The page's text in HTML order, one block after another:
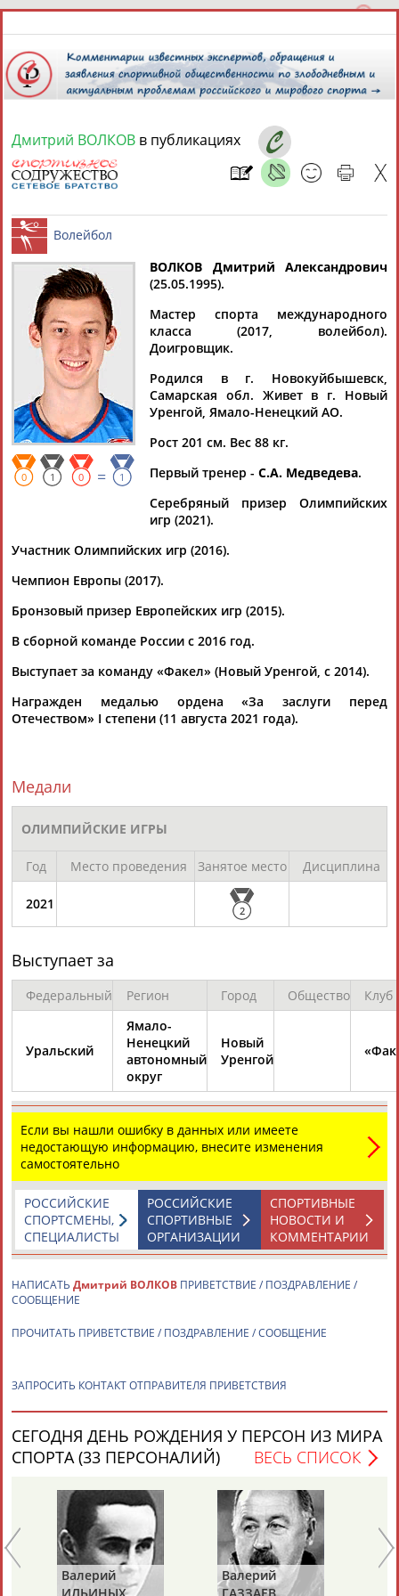
7 августа 2026 года,
СПОРТСМЕНЫ, ТРЕНЕРЫ И СПЕЦИАЛИСТЫ
Найдено: 13181персон Расширенный поиск
Аслаудин
АБАЕВ
АБАИМОВА
Мария
АБАКУМОВА
Юлия
АБАЛАКИНА
Дмитрий
Тамилла
АБАСОВА
Рамазан
АБАЧАРАЕВ
Ростом
АБАШИДЗЕ
Флюра
БУЛАТОВА
Татьяна
Каримжан
Аделя
Андрей
Герман
АБДУЛАЕВ
Тагир
АБДУЛАЕВ
АБДУЛАЗИЗОВ
АБДУЛБЕКОВ
Камалудин
АБДУЛДАУДОВ
Абдула
АБДУЛЖАЛИЛОВ
Магомед
АБДУЛКАГИРОВ
Назир
АБДУЛЛАЕВ
24 персон из 13181
ЕЩЁ ПЕРСОНЫ
ТАБЛО АКТИВНОСТИ
ЦЕЛИ ПРОЕКТА КОНТАКТЫ НАШИ КНОПКИ
Вопросы сотрудничества и совместной деятельностиinform@infosport.ru
Стадион, 1998-2026
Адресов в новостной рассылке: 996
Подпишись
Дмитрий ВОЛКОВ в публикациях
Волейбол
0 1 0 = 1
ВОЛКОВ Дмитрий Александрович
(25.05.1995).
Мастер спорта международного
класса (2017, волейбол).
Доигровщик.
Родился в г. Новокуйбышевск,
Самарская обл. Живет в г. Новый
Уренгой, Ямало-Ненецкий АО.
Рост 201 см. Вес 88 кг.
Первый тренер - С.А. Медведева.
Серебряный призер Олимпийских
игр (2021).
Участник Олимпийских игр (2016).
Чемпион Европы (2017).
Бронзовый призер Европейских игр (2015).
В сборной команде России с 2016 год.
Выступает за команду «Факел» (Новый Уренгой, с 2014).
Награжден медалью ордена «За заслуги перед
Отечеством» I степени (11 августа 2021 года).
Медали
ОЛИМПИЙСКИЕ ИГРЫ
Год Место проведения Занятое место Дисциплина
2021 2
Выступает за
Федеральный Регион Город Общество Клуб
Уральский
Ямало-
Ненецкий
автономный
округ
Новый
Уренгой
Если вы нашли ошибку в данных или имеете
недостающую информацию, внесите изменения
самостоятельно
СПОРТИВНЫЕ
НОВОСТИ И
КОММЕНТАРИИ
РОССИЙСКИЕ
СПОРТИВНЫЕ
ОРГАНИЗАЦИИ
РОССИЙСКИЕ
СПОРТСМЕНЫ,
СПЕЦИАЛИСТЫ
НАПИСАТЬ Дмитрий ВОЛКОВ ПРИВЕТСТВИЕ / ПОЗДРАВЛЕНИЕ /
СООБЩЕНИЕ
ПРОЧИТАТЬ ПРИВЕТСТВИЕ / ПОЗДРАВЛЕНИЕ / СООБЩЕНИЕ
ЗАПРОСИТЬ КОНТАКТ ОТПРАВИТЕЛЯ ПРИВЕТСТВИЯ
СЕГОДНЯ ДЕНЬ РОЖДЕНИЯ У ПЕРСОН ИЗ МИРА
СПОРТА (33 ПЕРСОНАЛИЙ)
ВЕСЬ СПИСОК
Валерий
ИЛЬИНЫХ
Валерий
ГАЗЗАЕВ